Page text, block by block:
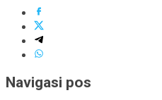
Navigasi pos